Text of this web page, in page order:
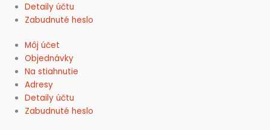
Detaily účtu
Zabudnuté heslo
Môj účet
Objednávky
Na stiahnutie
Adresy
Detaily účtu
Zabudnuté heslo